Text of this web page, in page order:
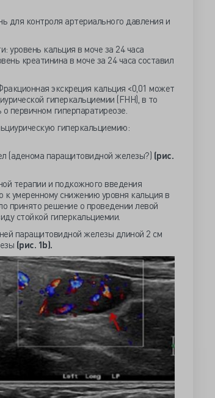
для контроля артериального давления и
уровень кальция в моче за 24 часа
креатинина в моче за 24 часа составил
экскреция кальция <0,01 может
гиперкальциемии (FHH), в то
первичном гиперпаратиреозе.
гиперкальциемию:
(аденома паращитовидной железы?) (рис.
терапии и подкожного введения
к умеренному снижению уровня кальция в
принято решение о проведении левой
стойкой гиперкальциемии.
паращитовидной железы длиной 2 см
(рис. 1b).